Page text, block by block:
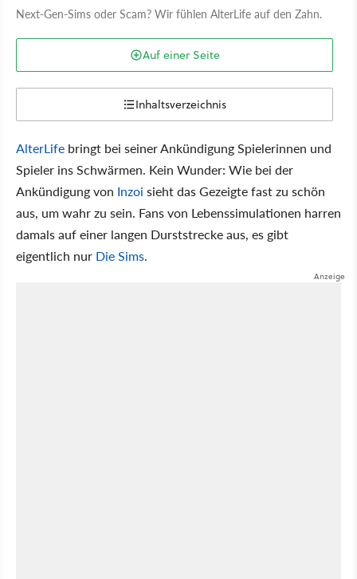
Next-Gen-Sims oder Scam? Wir fühlen AlterLife auf den Zahn.
Auf einer Seite
Inhaltsverzeichnis
AlterLife bringt bei seiner Ankündigung Spielerinnen und
Spieler ins Schwärmen. Kein Wunder: Wie bei der
Ankündigung von Inzoi sieht das Gezeigte fast zu schön
aus, um wahr zu sein. Fans von Lebenssimulationen harren
damals auf einer langen Durststrecke aus, es gibt
eigentlich nur Die Sims.